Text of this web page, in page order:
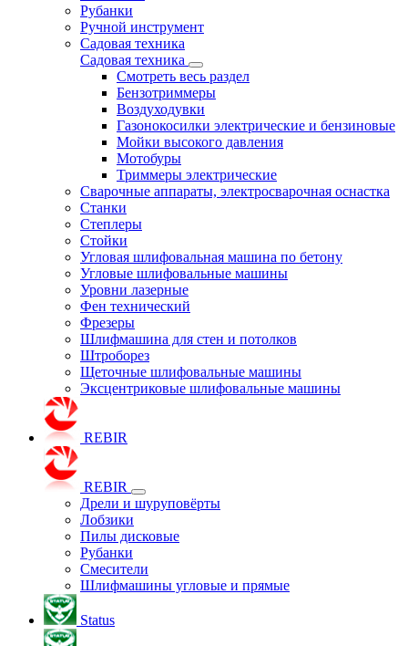
Рубанки
Ручной инструмент
Садовая техника
Садовая техника
Смотреть весь раздел
Бензотриммеры
Воздуходувки
Газонокосилки электрические и бензиновые
Мойки высокого давления
Мотобуры
Триммеры электрические
Сварочные аппараты, электросварочная оснастка
Станки
Степлеры
Стойки
Угловая шлифовальная машина по бетону
Угловые шлифовальные машины
Уровни лазерные
Фен технический
Фрезеры
Шлифмашина для стен и потолков
Штроборез
Щеточные шлифовальные машины
Эксцентриковые шлифовальные машины
REBIR
REBIR
Дрели и шуруповёрты
Лобзики
Пилы дисковые
Рубанки
Смесители
Шлифмашины угловые и прямые
Status